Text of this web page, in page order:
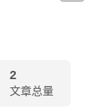
2
文章总量